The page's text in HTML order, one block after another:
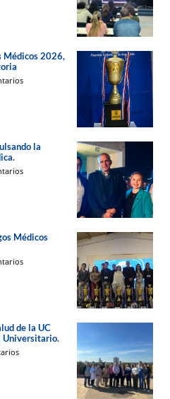
Médicos 2026,
la
Médicos
de la UC
Universitario.